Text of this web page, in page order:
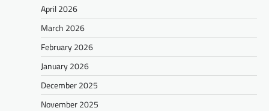
April 2026
March 2026
February 2026
January 2026
December 2025
November 2025